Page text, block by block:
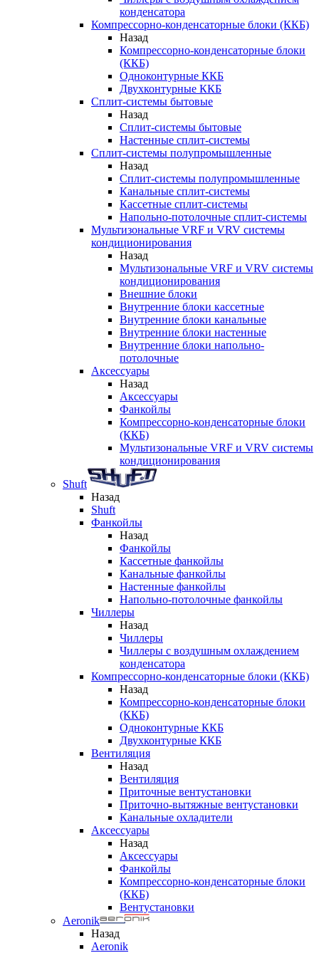
конденсатора
Компрессорно-конденсаторные блоки (ККБ)
Назад
Компрессорно-конденсаторные блоки
(ККБ)
Одноконтурные ККБ
Двухконтурные ККБ
Сплит-системы бытовые
Назад
Сплит-системы бытовые
Настенные сплит-системы
Сплит-системы полупромышленные
Назад
Сплит-системы полупромышленные
Канальные сплит-системы
Кассетные сплит-системы
Напольно-потолочные сплит-системы
Мультизональные VRF и VRV системы
кондиционирования
Назад
Мультизональные VRF и VRV системы
кондиционирования
Внешние блоки
Внутренние блоки кассетные
Внутренние блоки канальные
Внутренние блоки настенные
Внутренние блоки напольно-
потолочные
Аксессуары
Назад
Аксессуары
Фанкойлы
Компрессорно-конденсаторные блоки
(ККБ)
Мультизональные VRF и VRV системы
кондиционирования
Shuft
Назад
Shuft
Фанкойлы
Назад
Фанкойлы
Кассетные фанкойлы
Канальные фанкойлы
Настенные фанкойлы
Напольно-потолочные фанкойлы
Чиллеры
Назад
Чиллеры
Чиллеры с воздушным охлаждением
конденсатора
Компрессорно-конденсаторные блоки (ККБ)
Назад
Компрессорно-конденсаторные блоки
(ККБ)
Одноконтурные ККБ
Двухконтурные ККБ
Вентиляция
Назад
Вентиляция
Приточные вентустановки
Приточно-вытяжные вентустановки
Канальные охладители
Аксессуары
Назад
Аксессуары
Фанкойлы
Компрессорно-конденсаторные блоки
(ККБ)
Вентустановки
Aeronik
Назад
Aeronik